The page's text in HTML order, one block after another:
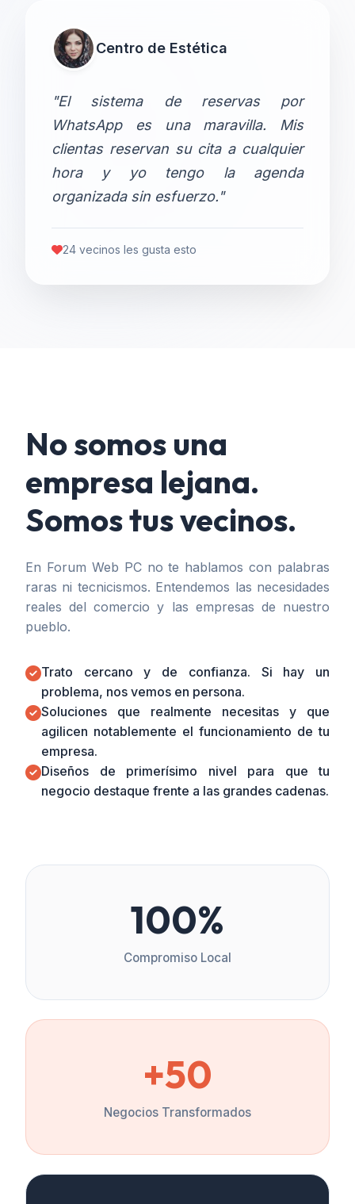
Centro de Estética
"El sistema de reservas por
WhatsApp es una maravilla. Mis
clientas reservan su cita a cualquier
hora y yo tengo la agenda
organizada sin esfuerzo."
24 vecinos les gusta esto
No somos una
empresa lejana.
Somos tus vecinos.
En Forum Web PC no te hablamos con palabras
raras ni tecnicismos. Entendemos las necesidades
reales del comercio y las empresas de nuestro
pueblo.
Trato cercano y de confianza. Si hay un
problema, nos vemos en persona.
Soluciones que realmente necesitas y que
agilicen notablemente el funcionamiento de tu
empresa.
Diseños de primerísimo nivel para que tu
negocio destaque frente a las grandes cadenas.
100%
Compromiso Local
+50
Negocios Transformados